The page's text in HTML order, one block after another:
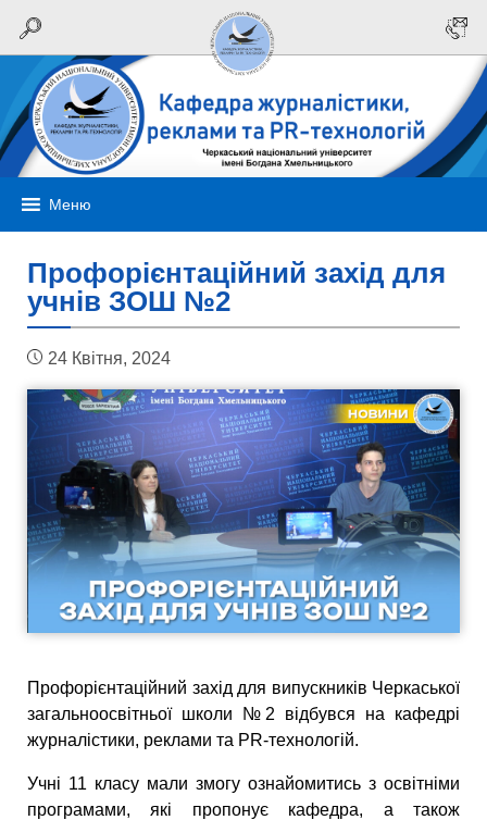
Меню
Профорієнтаційний захід для
учнів ЗОШ №2
24 Квітня, 2024
Профорієнтаційний захід для випускників Черкаської
загальноосвітньої школи №2 відбувся на кафедрі
журналістики, реклами та PR-технологій.
Учні 11 класу мали змогу ознайомитись з освітніми
програмами, які пропонує кафедра, а також